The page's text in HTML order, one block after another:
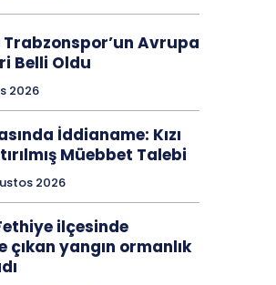
Trabzonspor’un Avrupa
Belli Oldu
2026
İddianame: Kızı
Müebbet Talebi
2026
ilçesinde
yangın ormanlık